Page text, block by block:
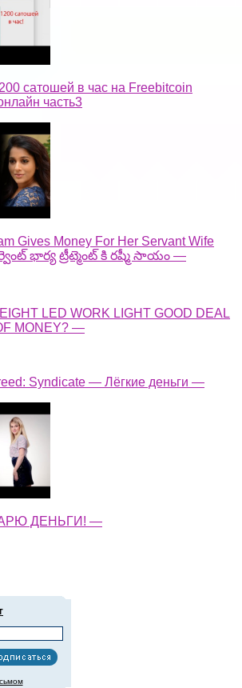
сатошей в час на Freebitcoin
часть3
Gives Money For Her Servant Wife
భార్య ట్రీట్మెంట్ కి రష్మీ సాయం —
LED WORK LIGHT GOOD DEAL
MONEY? —
Syndicate — Лёгкие деньги —
ДЕНЬГИ! —